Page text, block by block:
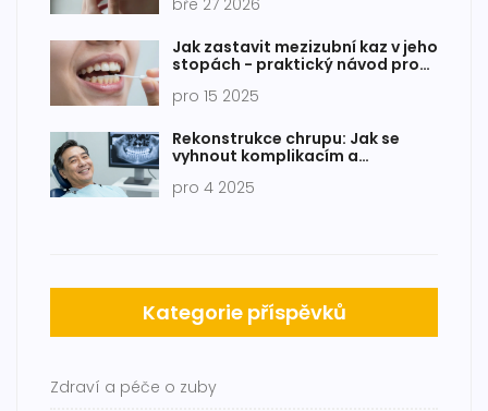
bře 27 2026
Jak zastavit mezizubní kaz v jeho
stopách - praktický návod pro
pro 15 2025
Rekonstrukce chrupu: Jak se
vyhnout komplikacím a
pro 4 2025
Kategorie příspěvků
Zdraví a péče o zuby